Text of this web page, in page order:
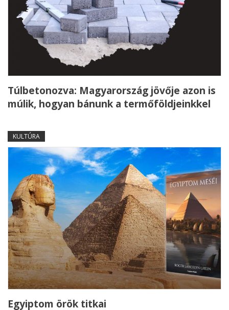
Túlbetonozva: Magyarország jövője azon is
múlik, hogyan bánunk a termőföldjeinkkel
KULTÚRA
Egyiptom örök titkai